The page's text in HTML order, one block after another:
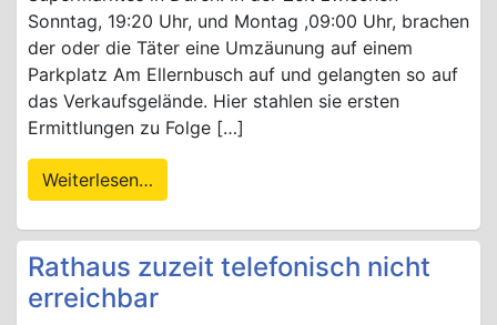
Sonntag, 19:20 Uhr, und Montag ,09:00 Uhr, brachen
der oder die Täter eine Umzäunung auf einem
Parkplatz Am Ellernbusch auf und gelangten so auf
das Verkaufsgelände. Hier stahlen sie ersten
Ermittlungen zu Folge […]
Weiterlesen…
Rathaus zuzeit telefonisch nicht
erreichbar